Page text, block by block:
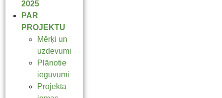
2025
PAR
PROJEKTU
Mērķi un
uzdevumi
Plānotie
ieguvumi
Projekta